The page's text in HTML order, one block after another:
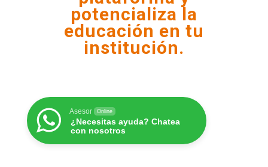
potencializa la
educación en tu
institución.
Asesor Online
¿Necesitas ayuda? Chatea
con nosotros